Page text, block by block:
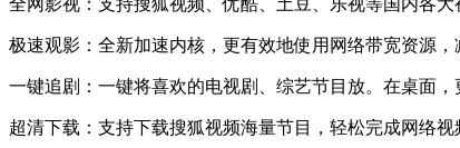
全网影视：支持搜狐视频、优酷、土豆、乐视等国内各大
极速观影：全新加速内核，更有效地使用网络带宽资源
一键追剧：一键将喜欢的电视剧、综艺节目放。在桌面，
超清下载：支持下载搜狐视频海量节目，轻松完成网络视